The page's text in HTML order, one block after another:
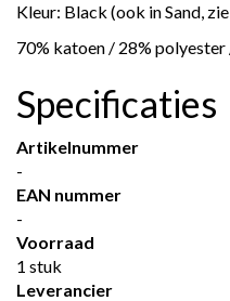
Kleur: Black (ook in Sand,
70% katoen / 28% polyester
Specificaties
Artikelnummer
-
EAN nummer
-
Voorraad
1 stuk
Leverancier